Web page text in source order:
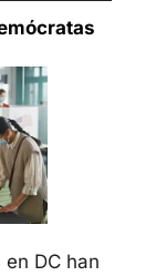
DC han